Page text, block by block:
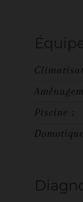
Piscine :